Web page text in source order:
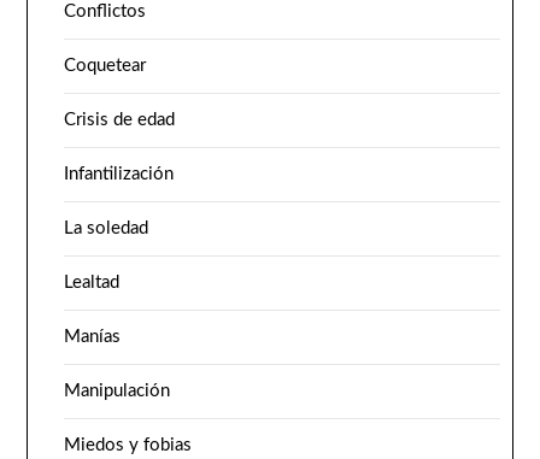
Conflictos
Coquetear
Crisis de edad
Infantilización
La soledad
Lealtad
Manías
Manipulación
Miedos y fobias